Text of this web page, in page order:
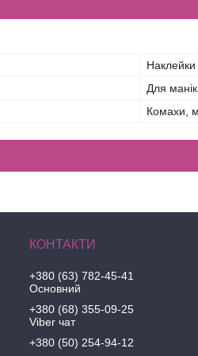
Наклейки
Для
Комахи,
+380 (63) 782-45-41
Основний
+380 (68) 355-09-25
Viber чат
+380 (50) 254-94-12